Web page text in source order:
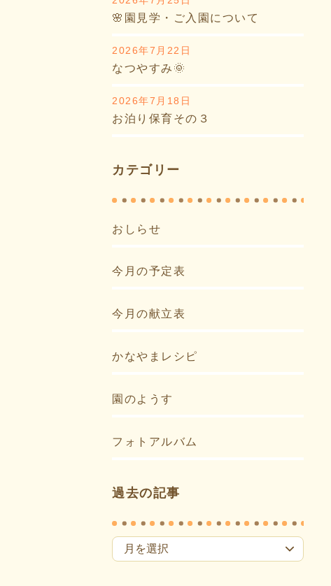
🌸園見学・ご入園について
2026年7月22日
なつやすみ🌞
2026年7月18日
お泊り保育その３
カテゴリー
おしらせ
今月の予定表
今月の献立表
かなやまレシピ
園のようす
フォトアルバム
過去の記事